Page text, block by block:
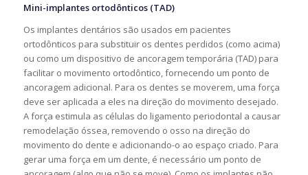
Mini-implantes ortodônticos (TAD)
Os implantes dentários são usados ​​em pacientes
ortodônticos para substituir os dentes perdidos (como acima)
ou como um dispositivo de ancoragem temporária (TAD) para
facilitar o movimento ortodôntico, fornecendo um ponto de
ancoragem adicional. Para os dentes se moverem, uma força
deve ser aplicada a eles na direção do movimento desejado.
A força estimula as células do ligamento periodontal a causar
remodelação óssea, removendo o osso na direção do
movimento do dente e adicionando-o ao espaço criado. Para
gerar uma força em um dente, é necessário um ponto de